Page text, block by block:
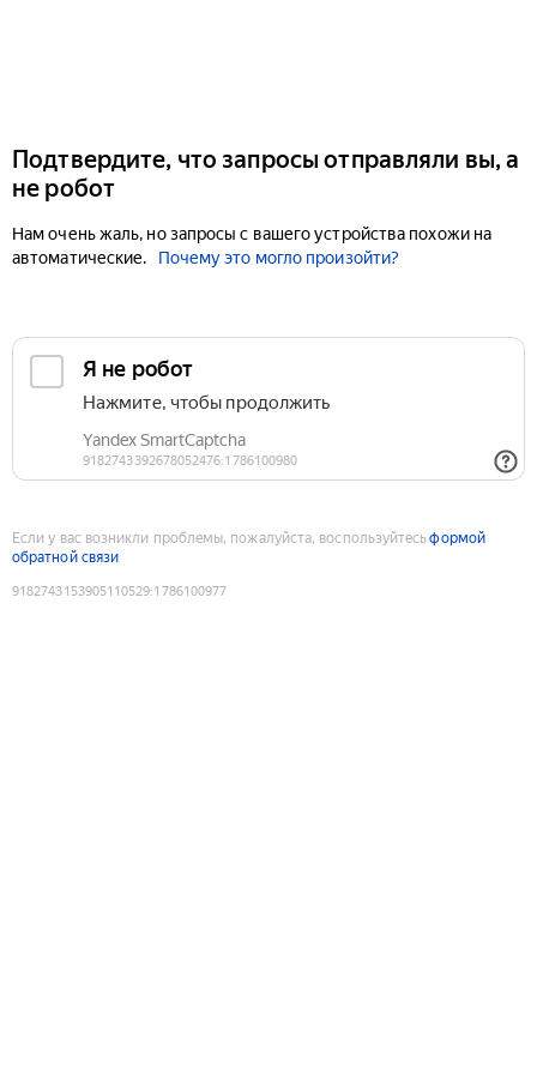
Подтвердите, что запросы отправляли вы, а
не робот
Нам очень жаль, но запросы с вашего устройства похожи на
автоматические.
Почему это могло произойти?
Если у вас возникли проблемы, пожалуйста, воспользуйтесьформой
обратной связи
9182743153905110529:1786100977